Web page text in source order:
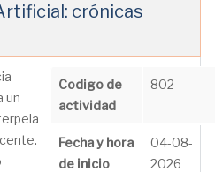
crónicas
un
Codigo de
actividad
802
Fecha y hora
de inicio
04-08-
2026